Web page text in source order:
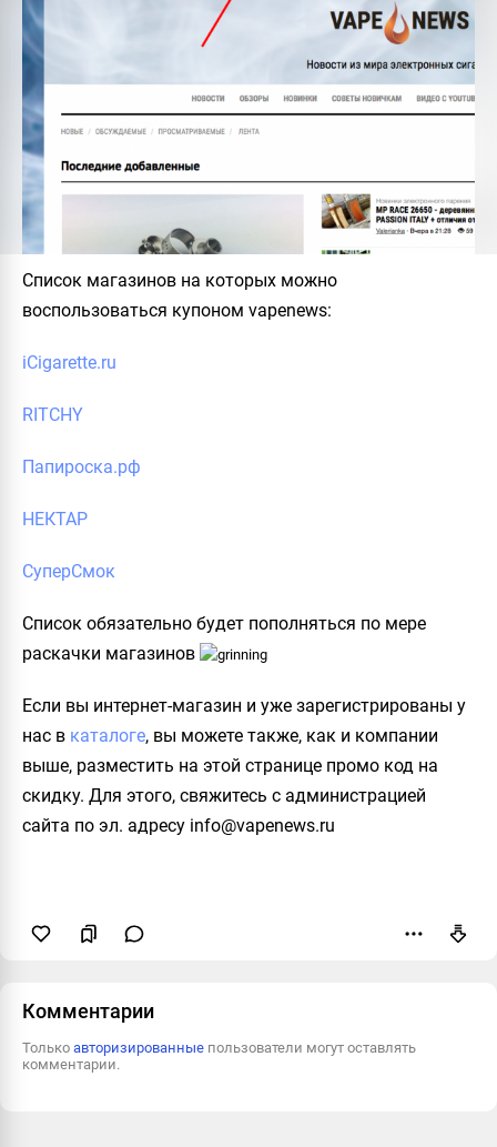
Список магазинов на которых можно
воспользоваться купоном vapenews:
iCigarette.ru
RITCHY
Папироска.рф
НЕКТАР
СуперСмок
Список обязательно будет пополняться по мере
раскачки магазинов
Если вы интернет-магазин и уже зарегистрированы у
нас в каталоге, вы можете также, как и компании
выше, разместить на этой странице промо код на
скидку. Для этого, свяжитесь с администрацией
сайта по эл. адресу info@vapenews.ru
Комментарии
Только авторизированные пользователи могут оставлять
комментарии.